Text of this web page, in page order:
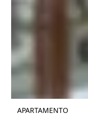
APARTAMENTO